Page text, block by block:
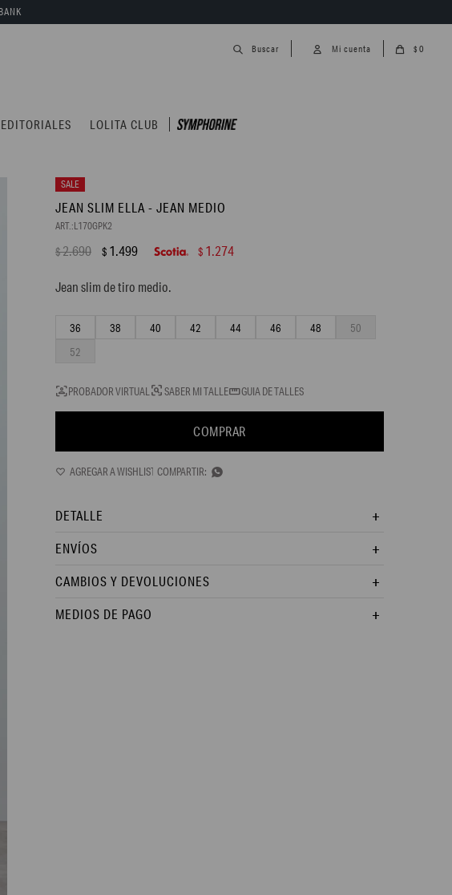
EDITORIALES LOLITA CLUB
$ 0
JEAN SLIM ELLA - JEAN MEDIO
L170GPK2
$2.690 $ 1.499 $ 1.274
Jean slim de tiro medio.
36 38 40 42 44 46 48
50
52
PROBADOR VIRTUAL SABER MI TALLE GUIA DE TALLES
COMPRAR

DETALLE
ENVÍOS
CAMBIOS Y DEVOLUCIONES
MEDIOS DE PAGO